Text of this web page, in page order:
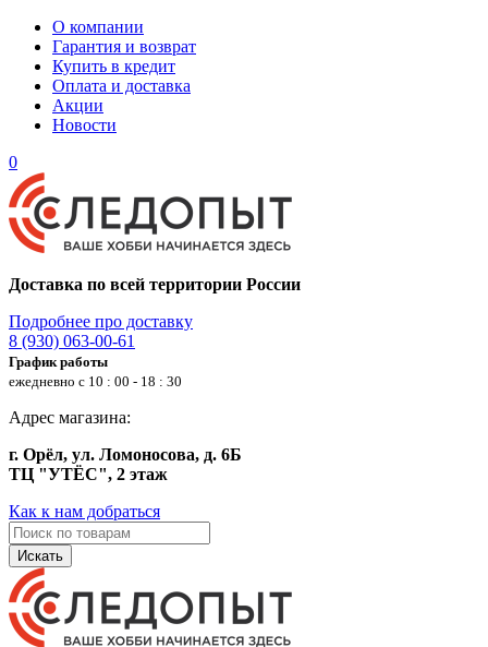
О компании
Гарантия и возврат
Купить в кредит
Оплата и доставка
Акции
Новости
0
Доставка по всей территории России
Подробнее про доставку
8 (930) 063-00-61
График работы
ежедневно с 10 : 00 - 18 : 30
Адрес магазина:
г. Орёл, ул. Ломоносова, д. 6Б
ТЦ "УТЁС", 2 этаж
Как к нам добраться
Искать